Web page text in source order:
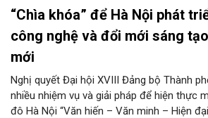
“Chìa khóa” để Hà Nội phát
công nghệ và đổi mới sáng
mới
Nghị quyết Đại hội XVIII Đảng bộ Thành
nhiều nhiệm vụ và giải pháp để hiện thực
đô Hà Nội “Văn hiến – Văn minh – Hiện